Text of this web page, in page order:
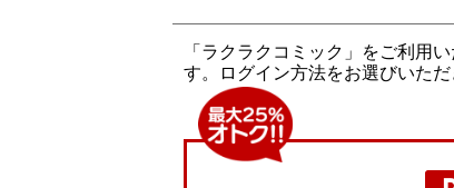
「ラクラクコミック」をご利用
す。ログイン方法をお選びいただ